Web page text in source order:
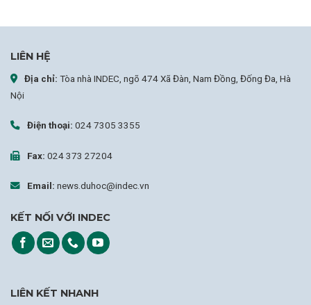
LIÊN HỆ
Địa chỉ: Tòa nhà INDEC, ngõ 474 Xã Đàn, Nam Đồng, Đống Đa, Hà
Nội
Điện thoại: 024 7305 3355
Fax: 024 373 27204
Email: news.duhoc@indec.vn
KẾT NỐI VỚI INDEC
LIÊN KẾT NHANH